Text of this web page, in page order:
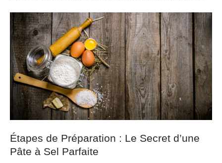
Étapes de Préparation : Le Secret d’une
Pâte à Sel Parfaite